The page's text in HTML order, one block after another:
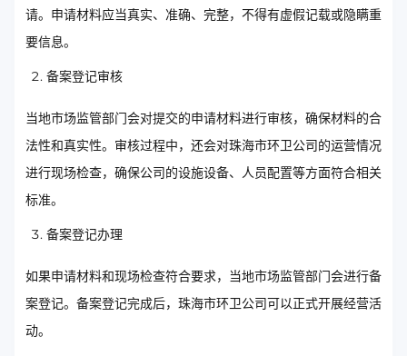
请。申请材料应当真实、准确、完整，不得有虚假记载或隐瞒重
要信息。
备案登记审核
当地市场监管部门会对提交的申请材料进行审核，确保材料的合
法性和真实性。审核过程中，还会对珠海市环卫公司的运营情况
进行现场检查，确保公司的设施设备、人员配置等方面符合相关
标准。
备案登记办理
如果申请材料和现场检查符合要求，当地市场监管部门会进行备
案登记。备案登记完成后，珠海市环卫公司可以正式开展经营活
动。